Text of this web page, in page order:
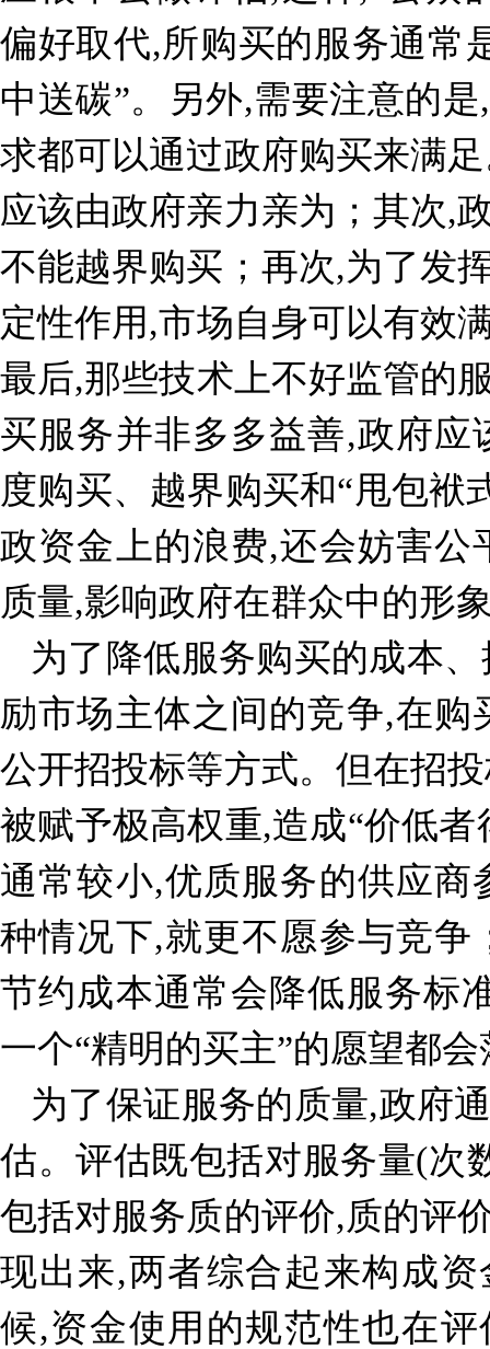
偏好取代,所购买的服务通常
中送碳”。另外,需要注意的
求都可以通过政府购买来满
应该由政府亲力亲为；其次,
不能越界购买；再次,为了发
定性作用,市场自身可以有效
最后,那些技术上不好监管的
买服务并非多多益善,政府应
度购买、越界购买和“甩包袱
政资金上的浪费,还会妨害公
质量,影响政府在群众中的形
为了降低服务购买的成本
励市场主体之间的竞争,在
公开招投标等方式。但在招
被赋予极高权重,造成“价低
通常较小,优质服务的供应商
种情况下,就更不愿参与竞争
节约成本通常会降低服务标
一个“精明的买主”的愿望都
为了保证服务的质量,政府
估。评估既包括对服务量(次
包括对服务质的评价,质的评
现出来,两者综合起来构成
候,资金使用的规范性也在